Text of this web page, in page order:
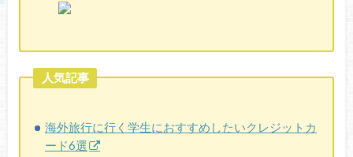
人気記事
海外旅行に行く学生におすすめしたいクレジットカ
ード6選